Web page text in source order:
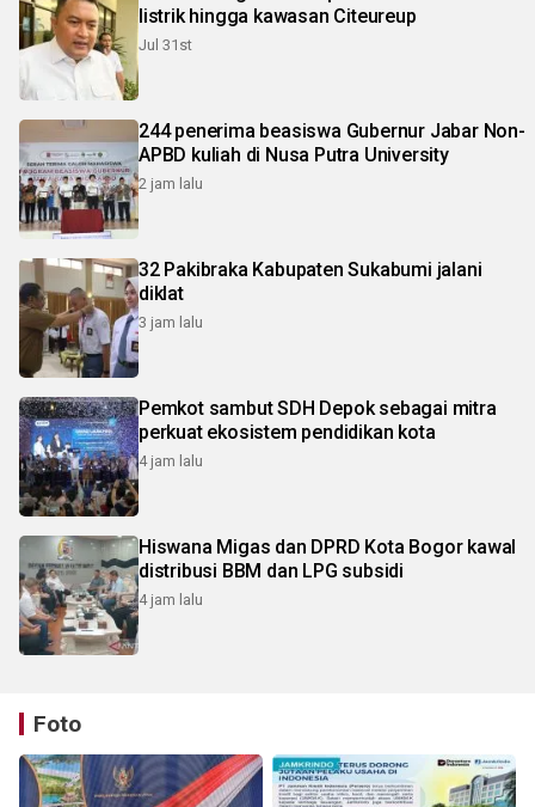
listrik hingga kawasan Citeureup
Jul 31st
244 penerima beasiswa Gubernur Jabar Non-
APBD kuliah di Nusa Putra University
2 jam lalu
32 Pakibraka Kabupaten Sukabumi jalani
diklat
3 jam lalu
Pemkot sambut SDH Depok sebagai mitra
perkuat ekosistem pendidikan kota
4 jam lalu
Hiswana Migas dan DPRD Kota Bogor kawal
distribusi BBM dan LPG subsidi
4 jam lalu
Foto